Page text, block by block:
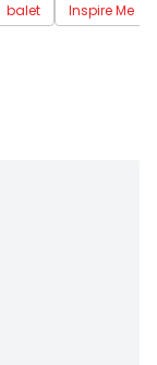
balet
Inspire Me